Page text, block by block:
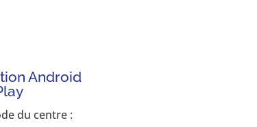
Android
du centre :